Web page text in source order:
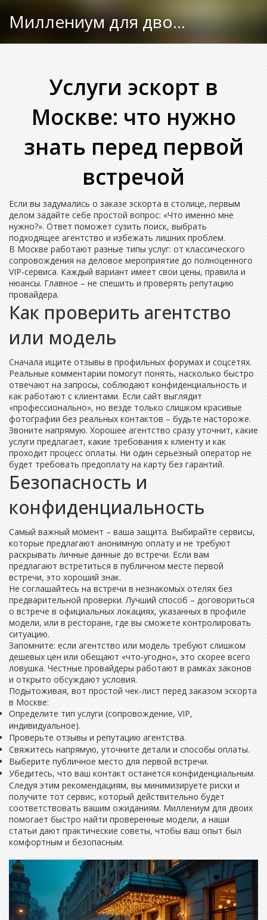
Миллениум для двоих
Услуги эскорт в
Москве: что нужно
знать перед первой
встречой
Если вы задумались о заказе эскорта в столице, первым
делом задайте себе простой вопрос: «Что именно мне
нужно?». Ответ поможет сузить поиск, выбрать
подходящее агентство и избежать лишних проблем.
В Москве работают разные типы услуг: от классического
сопровождения на деловое мероприятие до полноценного
VIP‑сервиса. Каждый вариант имеет свои цены, правила и
нюансы. Главное – не спешить и проверять репутацию
провайдера.
Как проверить агентство
или модель
Сначала ищите отзывы в профильных форумах и соцсетях.
Реальные комментарии помогут понять, насколько быстро
отвечают на запросы, соблюдают конфиденциальность и
как работают с клиентами. Если сайт выглядит
«профессионально», но везде только слишком красивые
фотографии без реальных контактов – будьте настороже.
Звоните напрямую. Хорошее агентство сразу уточнит, какие
услуги предлагает, какие требования к клиенту и как
проходит процесс оплаты. Ни один серьезный оператор не
будет требовать предоплату на карту без гарантий.
Безопасность и
конфиденциальность
Самый важный момент – ваша защита. Выбирайте сервисы,
которые предлагают анонимную оплату и не требуют
раскрывать личные данные до встречи. Если вам
предлагают встретиться в публичном месте первой
встречи, это хороший знак.
Не соглашайтесь на встречи в незнакомых отелях без
предварительной проверки. Лучший способ – договориться
о встрече в официальных локациях, указанных в профиле
модели, или в ресторане, где вы сможете контролировать
ситуацию.
Запомните: если агентство или модель требуют слишком
дешевых цен или обещают «что‑угодно», это скорее всего
ловушка. Честные провайдеры работают в рамках законов
и открыто обсуждают условия.
Подытоживая, вот простой чек‑лист перед заказом эскорта
в Москве:
Определите тип услуги (сопровождение, VIP,
индивидуальное).
Проверьте отзывы и репутацию агентства.
Свяжитесь напрямую, уточните детали и способы оплаты.
Выберите публичное место для первой встречи.
Убедитесь, что ваш контакт останется конфиденциальным.
Следуя этим рекомендациям, вы минимизируете риски и
получите тот сервис, который действительно будет
соответствовать вашим ожиданиям. Миллениум для двоих
помогает быстро найти проверенные модели, а наши
статьи дают практические советы, чтобы ваш опыт был
комфортным и безопасным.